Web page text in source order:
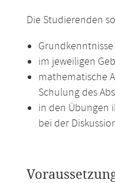
Die Studierenden
im jeweiligen
mathematische
Schulung des
in den Übungen
bei der